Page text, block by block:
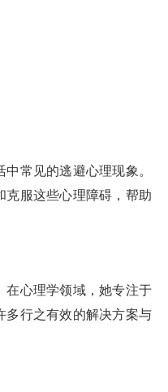
常见的逃避心理现象。
克服这些心理障碍，帮助
在心理学领域，她专注于
多行之有效的解决方案与